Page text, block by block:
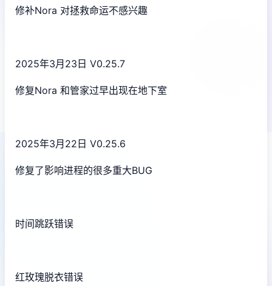
修补Nora 对拯救命运不感兴趣
2025年3月23日 V0.25.7
修复Nora 和管家过早出现在地下室
2025年3月22日 V0.25.6
修复了影响进程的很多重大BUG
时间跳跃错误
红玫瑰脱衣错误